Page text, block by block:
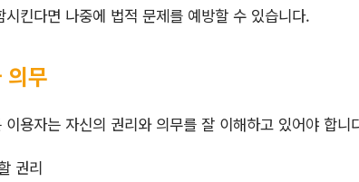
킨다면 나중에 법적 문제를 예방할 수 있습니다.
무
용자는 자신의 권리와 의무를 잘 이해하고 있어야 합니
권리